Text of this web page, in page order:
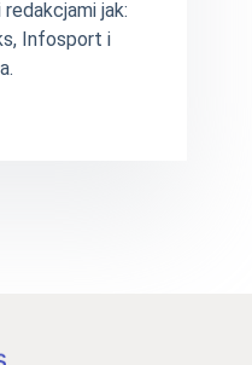
jak:
Infosport i